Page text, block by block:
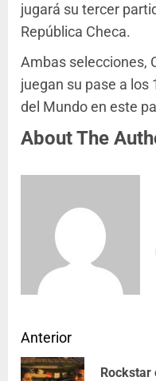
jugará su tercer
República Checa.
Ambas selecciones,
juegan su pase a los
del Mundo en este
About The
Anterior
Rockstar